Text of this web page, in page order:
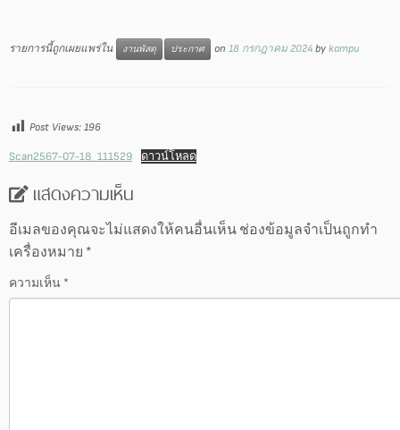
รายการนี้ถูกเผยแพร่ใน งานพัสดุ ประกาศ on 18 กรกฎาคม 2024 by kampu
Post Views: 196
Scan2567-07-18_111529 ดาวน์โหลด
แสดงความเห็น
อีเมลของคุณจะไม่แสดงให้คนอื่นเห็น ช่องข้อมูลจำเป็นถูกทำ
เครื่องหมาย *
ความเห็น *